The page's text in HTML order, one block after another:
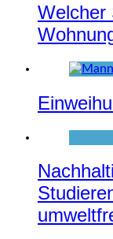
Welcher